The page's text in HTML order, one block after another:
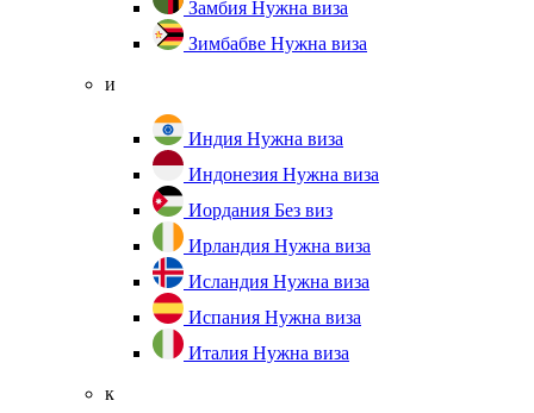
Замбия Нужна виза
Зимбабве Нужна виза
и
Индия Нужна виза
Индонезия Нужна виза
Иордания Без виз
Ирландия Нужна виза
Исландия Нужна виза
Испания Нужна виза
Италия Нужна виза
к